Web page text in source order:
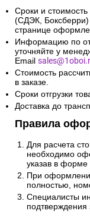
Сроки и
(СДЭК, Боксберри)
странице
Информацию по
уточняйте у
Email
Стоимость
в заказе.
Сроки отгрузки
Доставка до
Правила
Для расчета
необходимо
указав в форме
При
полностью,
Специалисты
подтверждения